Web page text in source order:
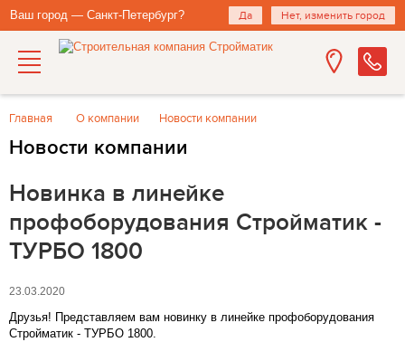
Ваш город — Санкт-Петербург? Да Нет, изменить город
Главная О компании Новости компании
Новости компании
Новинка в линейке
профоборудования Стройматик -
ТУРБО 1800
23.03.2020
Друзья! Представляем вам новинку в линейке профоборудования
Стройматик - ТУРБО 1800.